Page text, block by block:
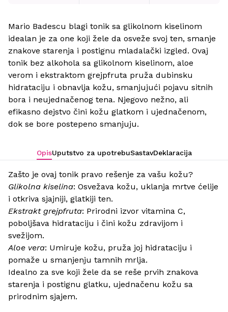
Mario Badescu blagi tonik sa glikolnom kiselinom
idealan je za one koji žele da osveže svoj ten, smanje
znakove starenja i postignu mladalački izgled. Ovaj
tonik bez alkohola sa glikolnom kiselinom, aloe
verom i ekstraktom grejpfruta pruža dubinsku
hidrataciju i obnavlja kožu, smanjujući pojavu sitnih
bora i neujednačenog tena. Njegovo nežno, ali
efikasno dejstvo čini kožu glatkom i ujednačenom,
dok se bore postepeno smanjuju.
OpisUputstvo za upotrebuSastavDeklaracija
Zašto je ovaj tonik pravo rešenje za vašu kožu?
Glikolna kiselina: Osvežava kožu, uklanja mrtve ćelije
i otkriva sjajniji, glatkiji ten.
Ekstrakt grejpfruta: Prirodni izvor vitamina C,
poboljšava hidrataciju i čini kožu zdravijom i
svežijom.
Aloe vera: Umiruje kožu, pruža joj hidrataciju i
pomaže u smanjenju tamnih mrlja.
Idealno za sve koji žele da se reše prvih znakova
starenja i postignu glatku, ujednačenu kožu sa
prirodnim sjajem.